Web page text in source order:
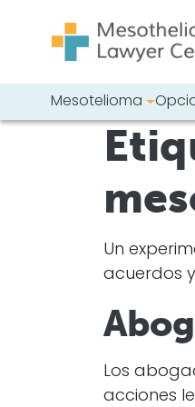
Mesotelioma
Un
acuerdos
Los
acciones